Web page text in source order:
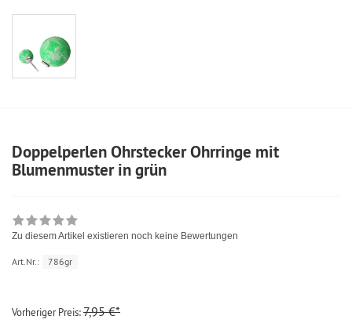
Doppelperlen Ohrstecker Ohrringe mit
Blumenmuster in grün
Zu diesem Artikel existieren noch keine Bewertungen
Art.Nr.: 786gr
Vorheriger Preis:7,95 €*